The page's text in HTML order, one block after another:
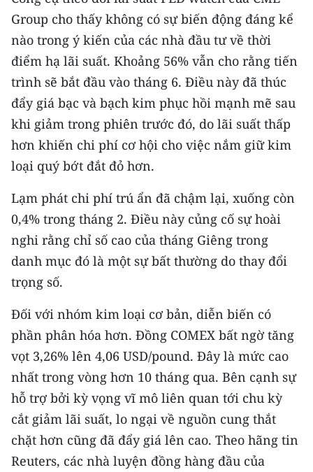
Group cho thấy không có sự biến động đáng kể
nào trong ý kiến của các nhà đầu tư về thời
điểm hạ lãi suất. Khoảng 56% vẫn cho rằng tiến
trình sẽ bắt đầu vào tháng 6. Điều này đã thúc
đẩy giá bạc và bạch kim phục hồi mạnh mẽ sau
khi giảm trong phiên trước đó, do lãi suất thấp
hơn khiến chi phí cơ hội cho việc nắm giữ kim
loại quý bớt đắt đỏ hơn.
Lạm phát chi phí trú ẩn đã chậm lại, xuống còn
0,4% trong tháng 2. Điều này củng cố sự hoài
nghi rằng chỉ số cao của tháng Giêng trong
danh mục đó là một sự bất thường do thay đổi
trọng số.
Đối với nhóm kim loại cơ bản, diễn biến có
phần phân hóa hơn. Đồng COMEX bất ngờ tăng
vọt 3,26% lên 4,06 USD/pound. Đây là mức cao
nhất trong vòng hơn 10 tháng qua. Bên cạnh sự
hỗ trợ bởi kỳ vọng vĩ mô liên quan tới chu kỳ
cắt giảm lãi suất, lo ngại về nguồn cung thắt
chặt hơn cũng đã đẩy giá lên cao. Theo hãng tin
Reuters, các nhà luyện đồng hàng đầu của